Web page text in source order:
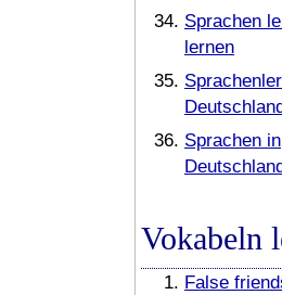
Sprachen
lernen
Sprachen in
Vokabeln
False